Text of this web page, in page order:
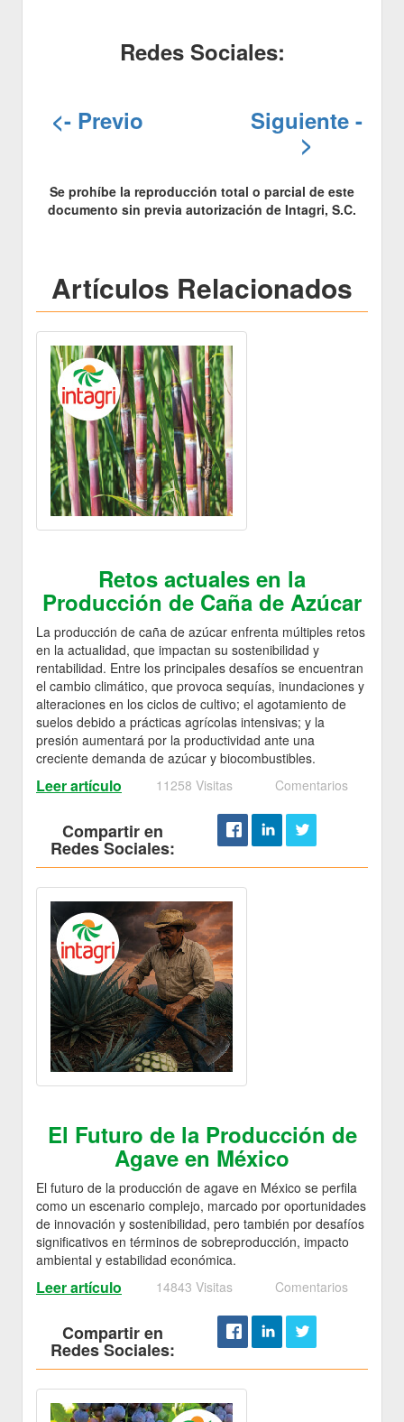
Redes Sociales:
<- Previo Siguiente -
>
Se prohíbe la reproducción total o parcial de este
documento sin previa autorización de Intagri, S.C.
Artículos Relacionados
Retos actuales en la
Producción de Caña de Azúcar
La producción de caña de azúcar enfrenta múltiples retos
en la actualidad, que impactan su sostenibilidad y
rentabilidad. Entre los principales desafíos se encuentran
el cambio climático, que provoca sequías, inundaciones y
alteraciones en los ciclos de cultivo; el agotamiento de
suelos debido a prácticas agrícolas intensivas; y la
presión aumentará por la productividad ante una
creciente demanda de azúcar y biocombustibles.
Leer artículo 11258 Visitas Comentarios
Compartir en
Redes Sociales:
El Futuro de la Producción de
Agave en México
El futuro de la producción de agave en México se perfila
como un escenario complejo, marcado por oportunidades
de innovación y sostenibilidad, pero también por desafíos
significativos en términos de sobreproducción, impacto
ambiental y estabilidad económica.
Leer artículo 14843 Visitas Comentarios
Compartir en
Redes Sociales: